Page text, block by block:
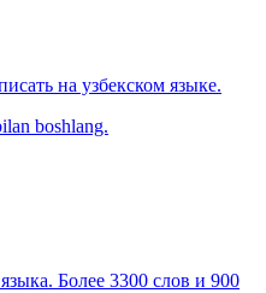
на узбекском языке.
boshlang.
Более 3300 слов и 900